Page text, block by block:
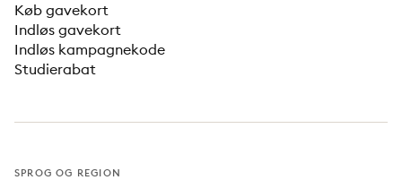
Køb gavekort
Indløs gavekort
Indløs kampagnekode
Studierabat
SPROG OG REGION